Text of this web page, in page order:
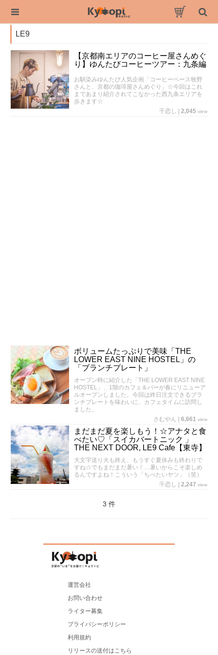
LE9
【京都南エリアのコーヒー屋さんめぐ
り】ゆんたびコーヒーツアー：九条編
お馴染みゆんたび人気企画「コーヒーベース牧野
さんと、京都の珈琲屋さんめぐり」☆今回はこれ
まであまり紹介されてこなかった西九条エリアを
歩きます☆
千恋し
2,045 view
ボリュームたっぷりで美味「THE
LOWER EAST NINE HOSTEL」の
「ブランチプレート」
オープン時に紹介した「THE LOWER EAST NINE
HOSTEL」、1階のカフェ＆バーが春にリニューア
ルオープンしました。今回は終日注文できるブラ
ンチプレートを味わいに、カフェタイムに訪問し
ました。
さむやん
6,661 view
まだまだ夏を楽しもう！☆アナタと食
べたい♡「スイカバートニック 」
THE NEXT DOOR, LE9 Cafe【東寺】
大文字送り火も終え、もうすぐ夏休みも終わりで
すね☆でもまだまだ暑い！…暑いからこそ楽しめ
るんですよね！こういう「ちべたいヤツ」（笑）
千恋し
2,247 view
3 件
運営会社
お問い合わせ
ライター募集
プライバシーポリシー
利用規約
リリースの送付はこちら